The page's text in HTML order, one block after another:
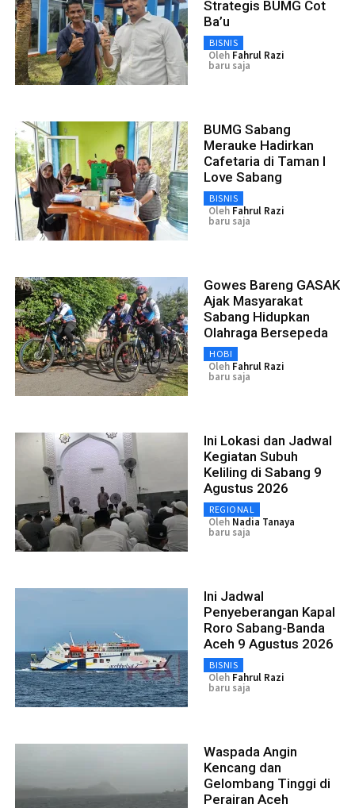
Strategis BUMG Cot
Ba’u
BISNIS
Oleh Fahrul Razi
baru saja
BUMG Sabang
Merauke Hadirkan
Cafetaria di Taman I
Love Sabang
BISNIS
Oleh Fahrul Razi
baru saja
Gowes Bareng GASAK
Ajak Masyarakat
Sabang Hidupkan
Olahraga Bersepeda
HOBI
Oleh Fahrul Razi
baru saja
Ini Lokasi dan Jadwal
Kegiatan Subuh
Keliling di Sabang 9
Agustus 2026
REGIONAL
Oleh Nadia Tanaya
baru saja
Ini Jadwal
Penyeberangan Kapal
Roro Sabang-Banda
Aceh 9 Agustus 2026
BISNIS
Oleh Fahrul Razi
baru saja
Waspada Angin
Kencang dan
Gelombang Tinggi di
Perairan Aceh